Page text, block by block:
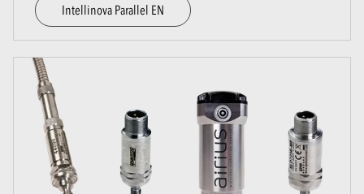
Intellinova Parallel EN